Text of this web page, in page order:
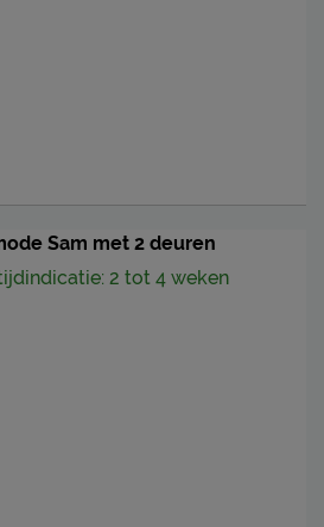
Sam met 2 deuren
2 tot 4 weken